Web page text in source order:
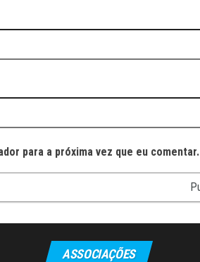
para a próxima vez que eu comentar.
ASSOCIAÇÕES